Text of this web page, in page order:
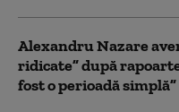
Alexandru Nazare
ridicate” după
fost o perioadă simplă”